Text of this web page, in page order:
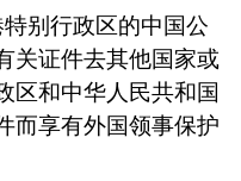
特别行政区的中国公
关证件去其他国家或
区和中华人民共和国
而享有外国领事保护